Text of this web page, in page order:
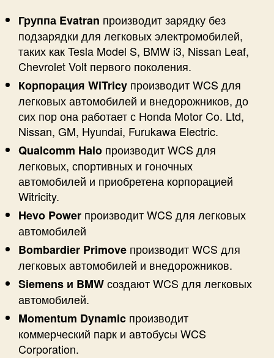
Группа Evatran производит зарядку без
подзарядки для легковых электромобилей,
таких как Tesla Model S, BMW i3, Nissan Leaf,
Chevrolet Volt первого поколения.
Корпорация WiTricy производит WCS для
легковых автомобилей и внедорожников, до
сих пор она работает с Honda Motor Co. Ltd,
Nissan, GM, Hyundai, Furukawa Electric.
Qualcomm Halo производит WCS для
легковых, спортивных и гоночных
автомобилей и приобретена корпорацией
Witricity.
Hevo Power производит WCS для легковых
автомобилей
Bombardier Primove производит WCS для
легковых автомобилей и внедорожников.
Siemens и BMWсоздают WCS для легковых
автомобилей.
Momentum Dynamic производит
коммерческий парк и автобусы WCS
Corporation.